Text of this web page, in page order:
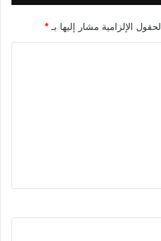
الحقول الإلزامية مشار إليها بـ *